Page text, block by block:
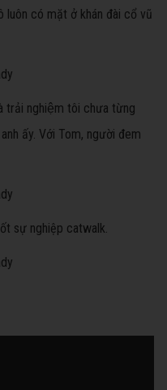
luôn có mặt ở khán đài cổ vũ
trải nghiệm tôi chưa từng
ấy. Với Tom, người đem
sự nghiệp catwalk.